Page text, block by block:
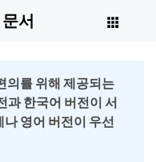
문서
의를 위해 제공되는
과 한국어 버전이 서
영어 버전이 우선